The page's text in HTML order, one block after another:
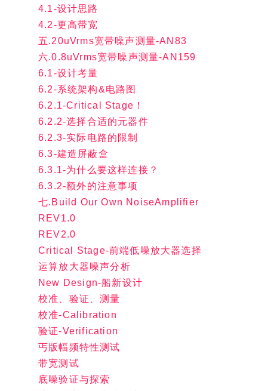
4.1-设计思路
4.2-更高带宽
五.20uVrms宽带噪声测量-AN83
六.0.8uVrms宽带噪声测量-AN159
6.1-设计考量
6.2-系统架构&电路图
6.2.1-Critical Stage！
6.2.2-选择合适的元器件
6.2.3-实际电路的限制
6.3-建造屏蔽盒
6.3.1-为什么要这样连接？
6.3.2-额外的注意事项
七.Build Our Own NoiseAmplifier
REV1.0
REV2.0
Critical Stage-前端低噪放大器选择
运算放大器噪声分析
New Design-船新设计
校准、验证、测量
校准-Calibration
验证-Verification
丐版幅频特性测试
带宽测试
底噪验证与探索